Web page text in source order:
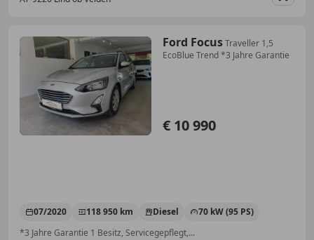
Ford FocusTraveller 1,5
EcoBlue Trend *3 Jahre Garantie
€ 10 990
07/2020 118 950 km Diesel
70 kW (95 PS)
*3 Jahre Garantie 1 Besitz, Servicegepflegt,...